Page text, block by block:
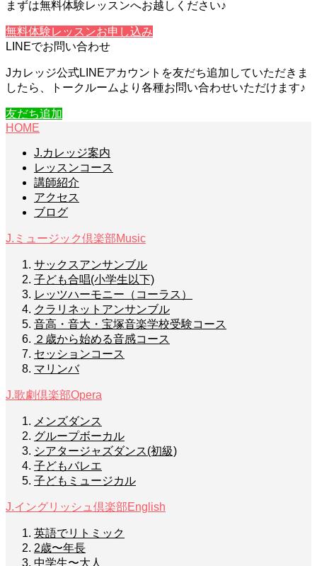
まずは無料体験レッスンへお越しください♪
無料体験レッスンお申し込み
LINEでお問い合わせ
Jカレッジ公式LINEアカウントを友だち追加していただきま
したら、トークルームより各種お問い合わせいただけます♪
友だち追加
HOME
J.カレッジ案内
レッスンコース
講師紹介
アクセス
ブログ
J.ミュージック倶楽部Music
サックスアンサンブル
子ども合唱(小学生以下)
レッツハーモニー（コーラス）
クラリネットアンサンブル
音高・音大・宝塚音楽学校受験コース
２歳から始める音感コース
セッションコース
マリンバ
J.歌劇倶楽部Opera
メンズダンス
グループボーカル
シアタージャズダンス(初級)
子どもバレエ
子どもミュージカル
J.イングリッシュ倶楽部English
英語でリトミック
2歳〜年長
中学生〜大人